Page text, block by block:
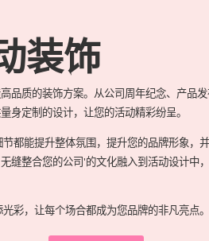
装饰
品质的装饰方案。从公司周年纪念、产品
身定制的设计，让您的活动精彩纷呈。
都能提升整体氛围，提升您的品牌形象，
缝整合您的公司'的文化融入到活动设计中
彩，让每个场合都成为您品牌的非凡亮点。